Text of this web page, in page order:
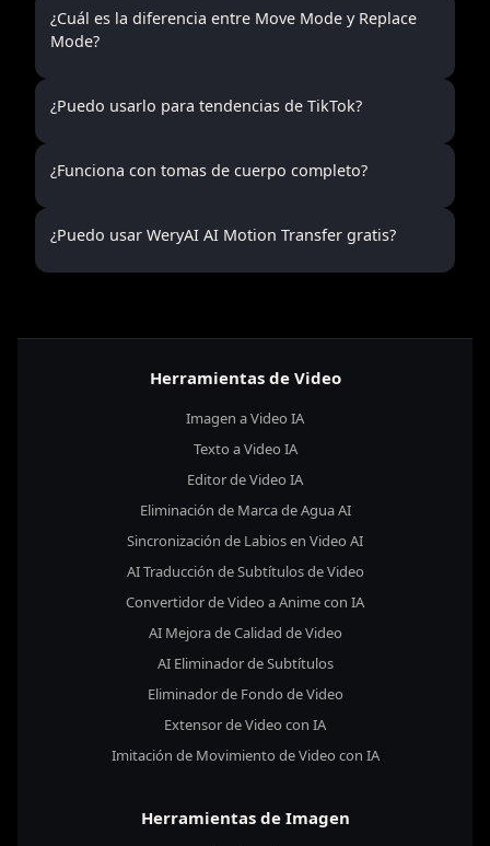
¿Cuál es la diferencia entre Move Mode y Replace
Mode?
¿Puedo usarlo para tendencias de TikTok?
¿Funciona con tomas de cuerpo completo?
¿Puedo usar WeryAI AI Motion Transfer gratis?
Herramientas de Video
Imagen a Video IA
Texto a Video IA
Editor de Video IA
Eliminación de Marca de Agua AI
Sincronización de Labios en Video AI
AI Traducción de Subtítulos de Video
Convertidor de Video a Anime con IA
AI Mejora de Calidad de Video
AI Eliminador de Subtítulos
Eliminador de Fondo de Video
Extensor de Video con IA
Imitación de Movimiento de Video con IA
Herramientas de Imagen